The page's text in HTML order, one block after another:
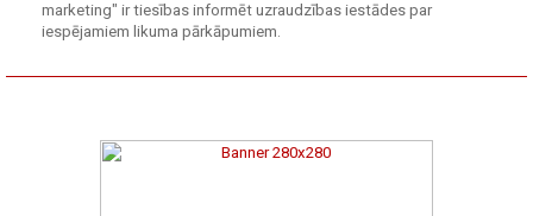
marketing" ir tiesības informēt uzraudzības iestādes par
iespējamiem likuma pārkāpumiem.